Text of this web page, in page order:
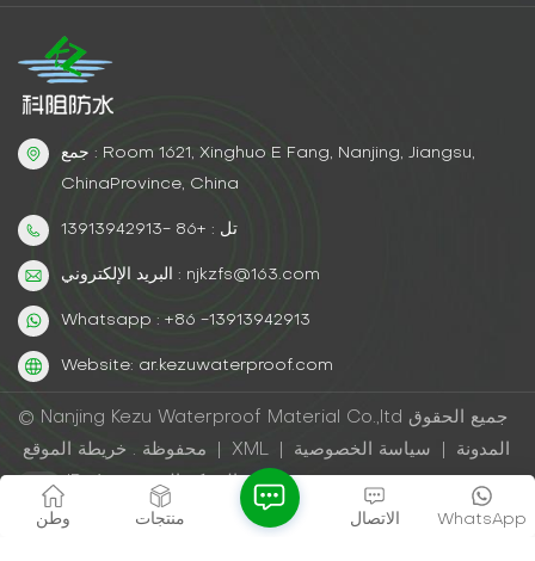
جمع : Room 1621, Xinghuo E Fang, Nanjing, Jiangsu,
ChinaProvince, China
تل : +86 -13913942913
البريد الإلكتروني : njkzfs@163.com
Whatsapp : +86 -13913942913
Website: ar.kezuwaterproof.com
© Nanjing Kezu Waterproof Material Co.,ltd جميع الحقوق
محفوظة .
XML المدونة
سياسة الخصوصية
IPv6 الشبكة المدعومة
وطن منتجات WhatsApp الاتصال